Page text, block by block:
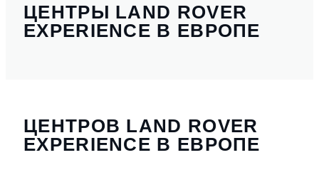
ЦЕНТРЫ LAND ROVER
EXPERIENCE В ЕВРОПЕ
ЦЕНТРОВ LAND ROVER
EXPERIENCE В ЕВРОПЕ